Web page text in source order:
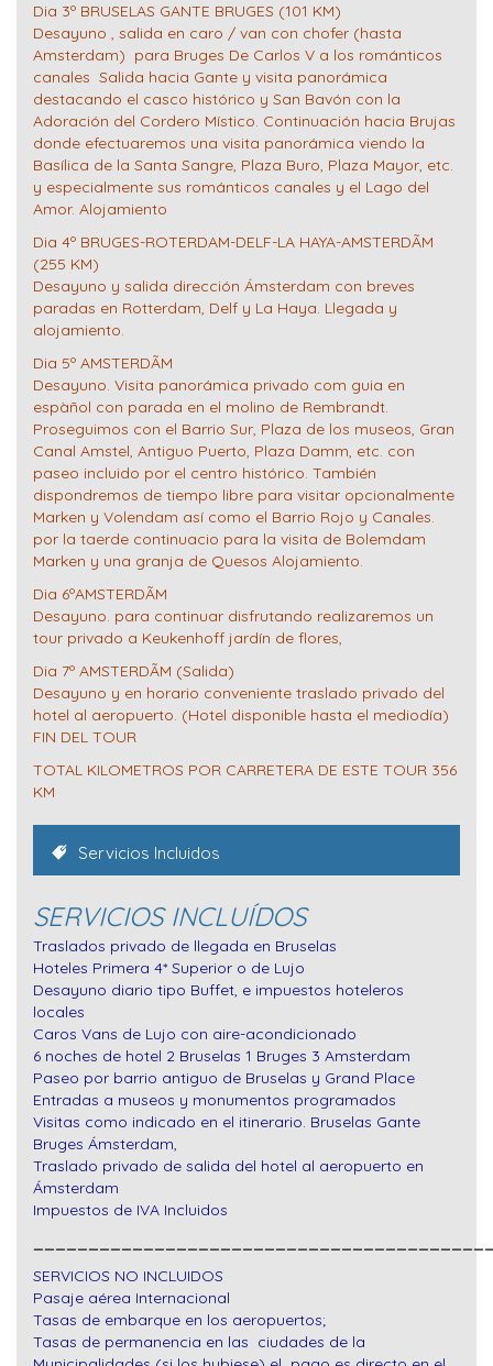
Dia 3º BRUSELAS GANTE BRUGES (101 KM)
Desayuno , salida en caro / van con chofer (hasta
Amsterdam) para Bruges De Carlos V a los románticos
canales Salida hacia Gante y visita panorámica
destacando el casco histórico y San Bavón con la
Adoración del Cordero Místico. Continuación hacia Brujas
donde efectuaremos una visita panorámica viendo la
Basílica de la Santa Sangre, Plaza Buro, Plaza Mayor, etc.
y especialmente sus románticos canales y el Lago del
Amor. Alojamiento
Dia 4º BRUGES-ROTERDAM-DELF-LA HAYA-AMSTERDÃM
(255 KM)
Desayuno y salida dirección Ámsterdam con breves
paradas en Rotterdam, Delf y La Haya. Llegada y
alojamiento.
Dia 5º AMSTERDÃM
Desayuno. Visita panorámica privado com guia en
espàñol con parada en el molino de Rembrandt.
Proseguimos con el Barrio Sur, Plaza de los museos, Gran
Canal Amstel, Antiguo Puerto, Plaza Damm, etc. con
paseo incluido por el centro histórico. También
dispondremos de tiempo libre para visitar opcionalmente
Marken y Volendam así como el Barrio Rojo y Canales.
por la taerde continuacio para la visita de Bolemdam
Marken y una granja de Quesos Alojamiento.
Dia 6ºAMSTERDÃM
Desayuno. para continuar disfrutando realizaremos un
tour privado a Keukenhoff jardín de flores,
Dia 7º AMSTERDÃM (Salida)
Desayuno y en horario conveniente traslado privado del
hotel al aeropuerto. (Hotel disponible hasta el mediodía)
FIN DEL TOUR
TOTAL KILOMETROS POR CARRETERA DE ESTE TOUR 356
KM
Servicios Incluidos
SERVICIOS INCLUÍDOS
Traslados privado de llegada en Bruselas
Hoteles Primera 4* Superior o de Lujo
Desayuno diario tipo Buffet, e impuestos hoteleros
locales
Caros Vans de Lujo con aire-acondicionado
6 noches de hotel 2 Bruselas 1 Bruges 3 Amsterdam
Paseo por barrio antiguo de Bruselas y Grand Place
Entradas a museos y monumentos programados
Visitas como indicado en el itinerario. Bruselas Gante
Bruges Ámsterdam,
Traslado privado de salida del hotel al aeropuerto en
Ámsterdam
Impuestos de IVA Incluidos
SERVICIOS NO INCLUIDOS
Pasaje aérea Internacional
Tasas de embarque en los aeropuertos;
Tasas de permanencia en las ciudades de la